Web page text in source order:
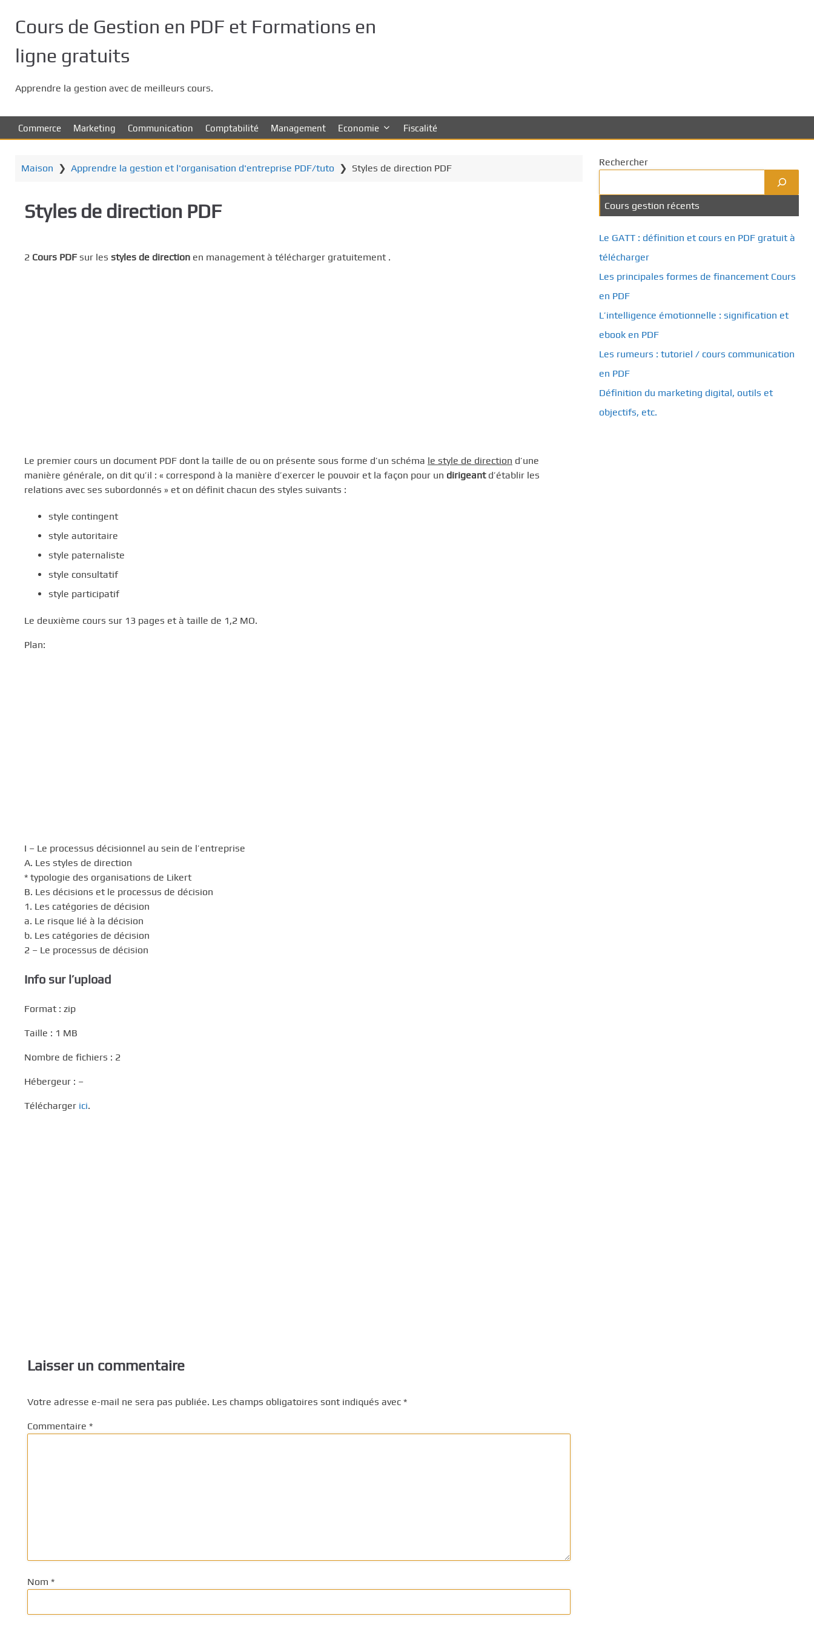
o
Cours de Gestion en PDF et Formations en
ligne gratuits
Apprendre la gestion avec de meilleurs cours.
Commerce Marketing Communication Comptabilité Management Economie Fiscalité
Maison ❯ Apprendre la gestion et l'organisation d'entreprise PDF/tuto ❯ Styles de direction PDF
Styles de direction PDF
2 Cours PDFsur les styles de direction en management à télécharger gratuitement .
Le premier cours un document PDF dont la taille de ou on présente sous forme d’un schéma le style de direction d’une
manière générale, on dit qu’il : « correspond à la manière d’exercer le pouvoir et la façon pour un dirigeantd’établir les
relations avec ses subordonnés » et on définit chacun des styles suivants :
style contingent
style autoritaire
style paternaliste
style consultatif
style participatif
Le deuxième cours sur 13 pages et à taille de 1,2 MO.
Plan:
I – Le processus décisionnel au sein de l’entreprise
A. Les styles de direction
* typologie des organisations de Likert
B. Les décisions et le processus de décision
1. Les catégories de décision
a. Le risque lié à la décision
b. Les catégories de décision
2 – Le processus de décision
Info sur l’upload
Format : zip
Taille : 1 MB
Nombre de fichiers : 2
Hébergeur : –
Télécharger ici.
Laisser un commentaire
Votre adresse e-mail ne sera pas publiée. Les champs obligatoires sont indiqués avec *
Commentaire *
Nom *
Rechercher
Cours gestion récents
Le GATT : définition et cours en PDF gratuit à
télécharger
Les principales formes de financement Cours
en PDF
L’intelligence émotionnelle : signification et
ebook en PDF
Les rumeurs : tutoriel / cours communication
en PDF
Définition du marketing digital, outils et
objectifs, etc.